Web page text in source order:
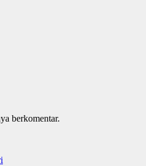
berkomentar.